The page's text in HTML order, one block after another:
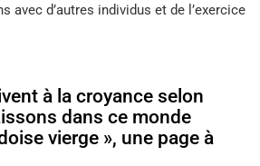
avec d’autres individus et de l’exercice
à la croyance selon
dans ce monde
vierge », une page à